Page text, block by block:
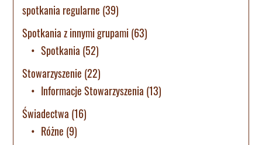
spotkania regularne (39)
Spotkania z innymi grupami (63)
Spotkania (52)
Stowarzyszenie (22)
Informacje Stowarzyszenia (13)
Świadectwa (16)
Różne (9)